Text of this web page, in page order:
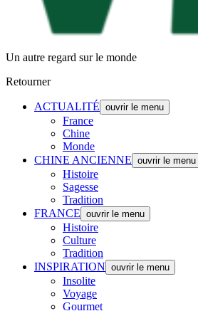
Un autre regard sur le monde
Retourner
ACTUALITÉ ouvrir le menu
France
Chine
Monde
CHINE ANCIENNE ouvrir le menu
Histoire
Sagesse
Tradition
FRANCE ouvrir le menu
Histoire
Culture
Tradition
INSPIRATION ouvrir le menu
Insolite
Voyage
Gourmet